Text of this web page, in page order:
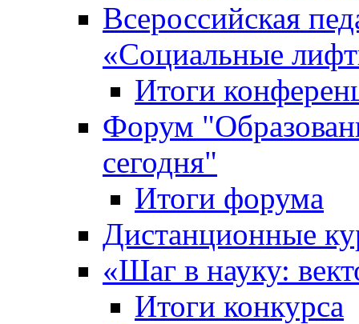
Всероссийская
«Cоциальные
Итоги
Форум
сегодня"
Итоги форума
Дистанционные
«Шаг в науку:
Итоги конкурса